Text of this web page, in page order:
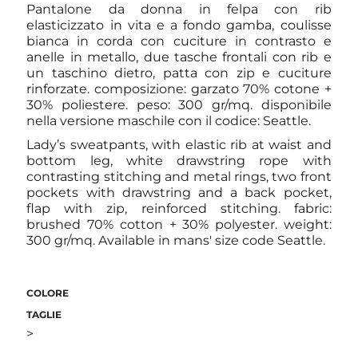
Pantalone da donna in felpa con rib
elasticizzato in vita e a fondo gamba, coulisse
bianca in corda con cuciture in contrasto e
anelle in metallo, due tasche frontali con rib e
un taschino dietro, patta con zip e cuciture
rinforzate. composizione: garzato 70% cotone +
30% poliestere. peso: 300 gr/mq. disponibile
nella versione maschile con il codice: Seattle.
Lady’s sweatpants, with elastic rib at waist and
bottom leg, white drawstring rope with
contrasting stitching and metal rings, two front
pockets with drawstring and a back pocket,
flap with zip, reinforced stitching. fabric:
brushed 70% cotton + 30% polyester. weight:
300 gr/mq. Available in mans' size code Seattle.
COLORE
TAGLIE
>